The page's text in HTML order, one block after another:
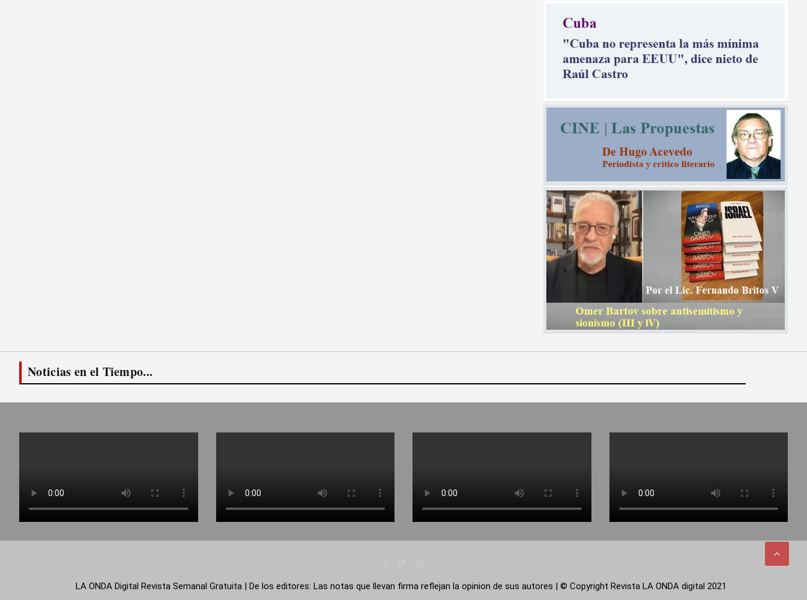
Noticias en el Tiempo...
LA ONDA Digital Revista Semanal Gratuita | De los editores: Las notas que llevan firma reflejan la opinion de sus autores | © Copyright Revista LA ONDA digital 2021